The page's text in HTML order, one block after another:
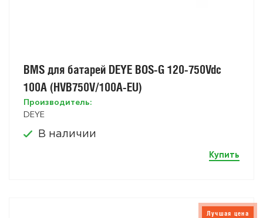
BMS для батарей DEYE BOS-G 120-750Vdc
100A (HVB750V/100A-EU)
Производитель:
DEYE
В наличии
Купить
Лучшая цена